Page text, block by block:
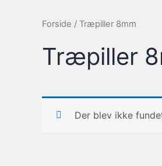
Forside / Træpiller 8mm
Træpiller
Der blev ikke